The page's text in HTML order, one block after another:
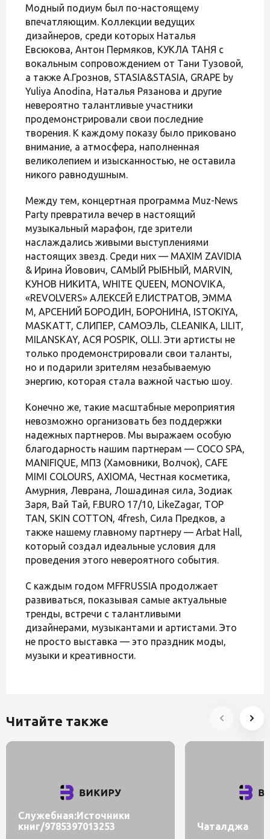
Модный подиум был по-настоящему
впечатляющим. Коллекции ведущих
дизайнеров, среди которых Наталья
Евсюкова, Антон Пермяков, КУКЛА ТАНЯ с
вокальным сопровождением от Тани Тузовой,
а также А.Грознов, STASIA&STASIA, GRAPE by
Yuliya Anodina, Наталья Рязанова и другие
невероятно талантливые участники
продемонстрировали свои последние
творения. К каждому показу было приковано
внимание, а атмосфера, наполненная
великолепием и изысканностью, не оставила
никого равнодушным.
Между тем, концертная программа Muz-News
Party превратила вечер в настоящий
музыкальный марафон, где зрители
наслаждались живыми выступлениями
настоящих звезд. Среди них — MAXIM ZAVIDIA
& Ирина Йовович, САМЫЙ РЫБНЫЙ, MARVIN,
КУНОВ НИКИТА, WHITE QUEEN, MONOVIKA,
«REVOLVERS» АЛЕКСЕЙ ЕЛИСТРАТОВ, ЭММА
М, АРСЕНИЙ БОРОДИН, БОРОНИНА, ISTOKIYA,
MASKATT, СЛИПЕР, САМОЭЛЬ, CLEANIKA, LILIT,
MILANSKAY, АСЯ POSPIK, OLLI. Эти артисты не
только продемонстрировали свои таланты,
но и подарили зрителям незабываемую
энергию, которая стала важной частью шоу.
Конечно же, такие масштабные мероприятия
невозможно организовать без поддержки
надежных партнеров. Мы выражаем особую
благодарность нашим партнерам — COCO SPA,
MANIFIQUE, МПЗ (Хамовники, Волчок), CAFE
MIMI COLOURS, AXIOMA, Честная косметика,
Амурния, Леврана, Лошадиная сила, Зодиак
Заря, Вай Тай, F.BURO 17/10, LikeZagar, TOP
TAN, SKIN COTTON, 4fresh, Сила Предков, а
также нашему главному партнеру — Arbat Hall,
который создал идеальные условия для
проведения этого невероятного события.
С каждым годом MFFRUSSIA продолжает
развиваться, показывая самые актуальные
тренды, встречи с талантливыми
дизайнерами, музыкантами и артистами. Это
не просто выставка — это праздник моды,
музыки и креативности.
Читайте также
Служебная:Источники
книг/9785397013253
Чаталджа